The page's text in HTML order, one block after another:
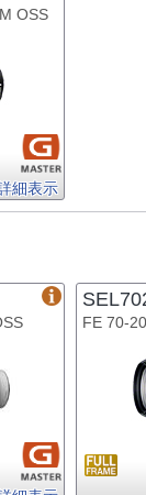
OSS
細表示
FE 70-